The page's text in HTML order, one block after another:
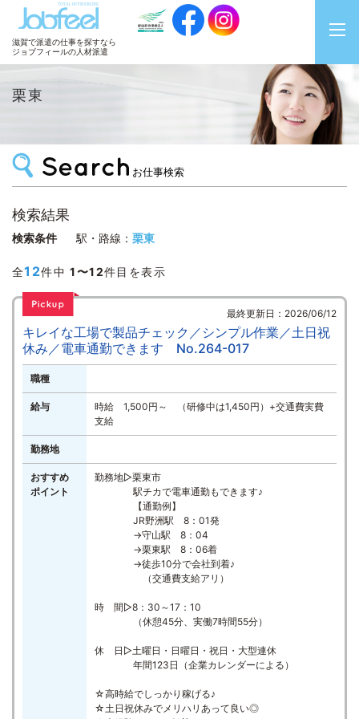
JobFeel
滋賀で派遣の仕事を探すなら
ジョブフィールの人材派遣
栗東
お仕事検索
検索結果
検索条件 駅・路線： 栗東
全12件中1〜12件目を表示
最終更新日：2026/06/12
キレイな工場で製品チェック／シンプル作業／土日祝
休み／電車通勤できます No.264-017
職種
給与
時給 1,500円～ （研修中は1,450円）+交通費実費
支給
勤務地
おすすめ
ポイント
勤務地▷栗東市
駅チカで電車通勤もできます♪
【通勤例】
JR野洲駅 8：01発
→守山駅 8：04
→栗東駅 8：06着
→徒歩10分で会社到着♪
（交通費支給アリ）
時 間▷8：30～17：10
（休憩45分、実働7時間55分）
休 日▷土曜日・日曜日・祝日・大型連休
年間123日（企業カレンダーによる）
☆高時給でしっかり稼げる♪
☆土日祝休みでメリハリあって良い◎